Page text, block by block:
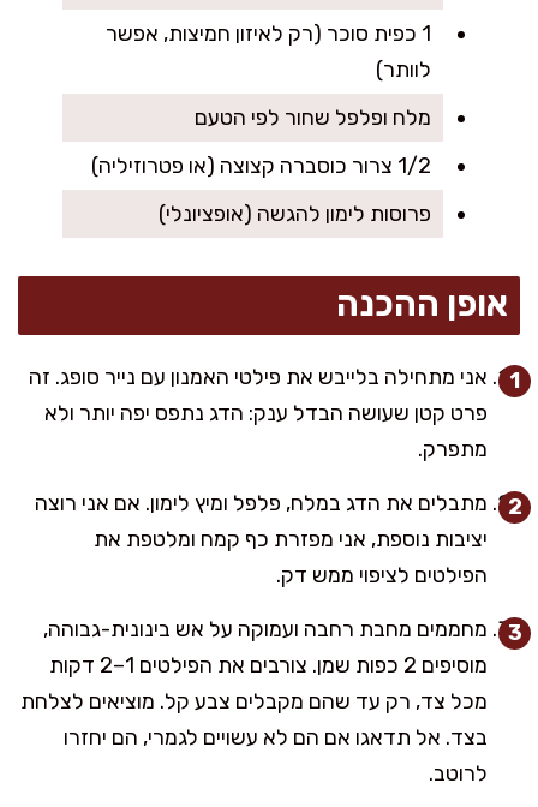
1 כפית סוכר (רק לאיזון חמיצות, אפשר
לוותר)
מלח ופלפל שחור לפי הטעם
1/2 צרור כוסברה קצוצה (או פטרוזיליה)
פרוסות לימון להגשה (אופציונלי)
אופן ההכנה
אני מתחילה בלייבש את פילטי האמנון עם נייר סופג. זה
פרט קטן שעושה הבדל ענק: הדג נתפס יפה יותר ולא
מתפרק.
מתבלים את הדג במלח, פלפל ומיץ לימון. אם אני רוצה
יציבות נוספת, אני מפזרת כף קמח ומלטפת את
הפילטים לציפוי ממש דק.
מחממים מחבת רחבה ועמוקה על אש בינונית-גבוהה,
מוסיפים 2 כפות שמן. צורבים את הפילטים 1–2 דקות
מכל צד, רק עד שהם מקבלים צבע קל. מוציאים לצלחת
בצד. אל תדאגו אם הם לא עשויים לגמרי, הם יחזרו
לרוטב.